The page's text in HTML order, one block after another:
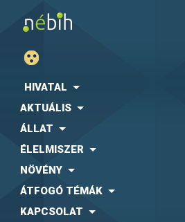
HIVATAL
AKTUÁLIS
ÁLLAT
ÉLELMISZER
NÖVÉNY
ÁTFOGÓ TÉMÁK
KAPCSOLAT